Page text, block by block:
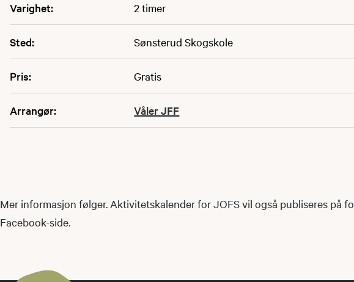
Varighet: 2 timer
Sted: Sønsterud Skogskole
Pris: Gratis
Arrangør: Våler JFF
Mer informasjon følger. Aktivitetskalender for JOFS vil også publiseres på
Facebook-side.